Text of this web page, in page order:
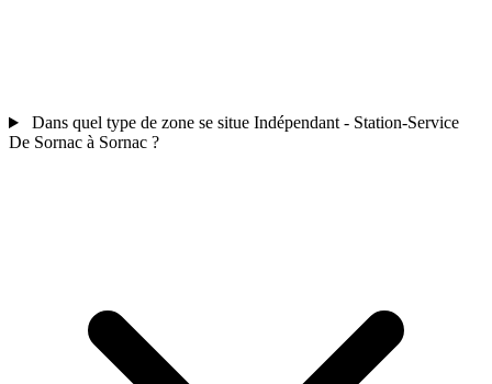
Dans quel type de zone se situe Indépendant - Station-Service
De Sornac à Sornac ?